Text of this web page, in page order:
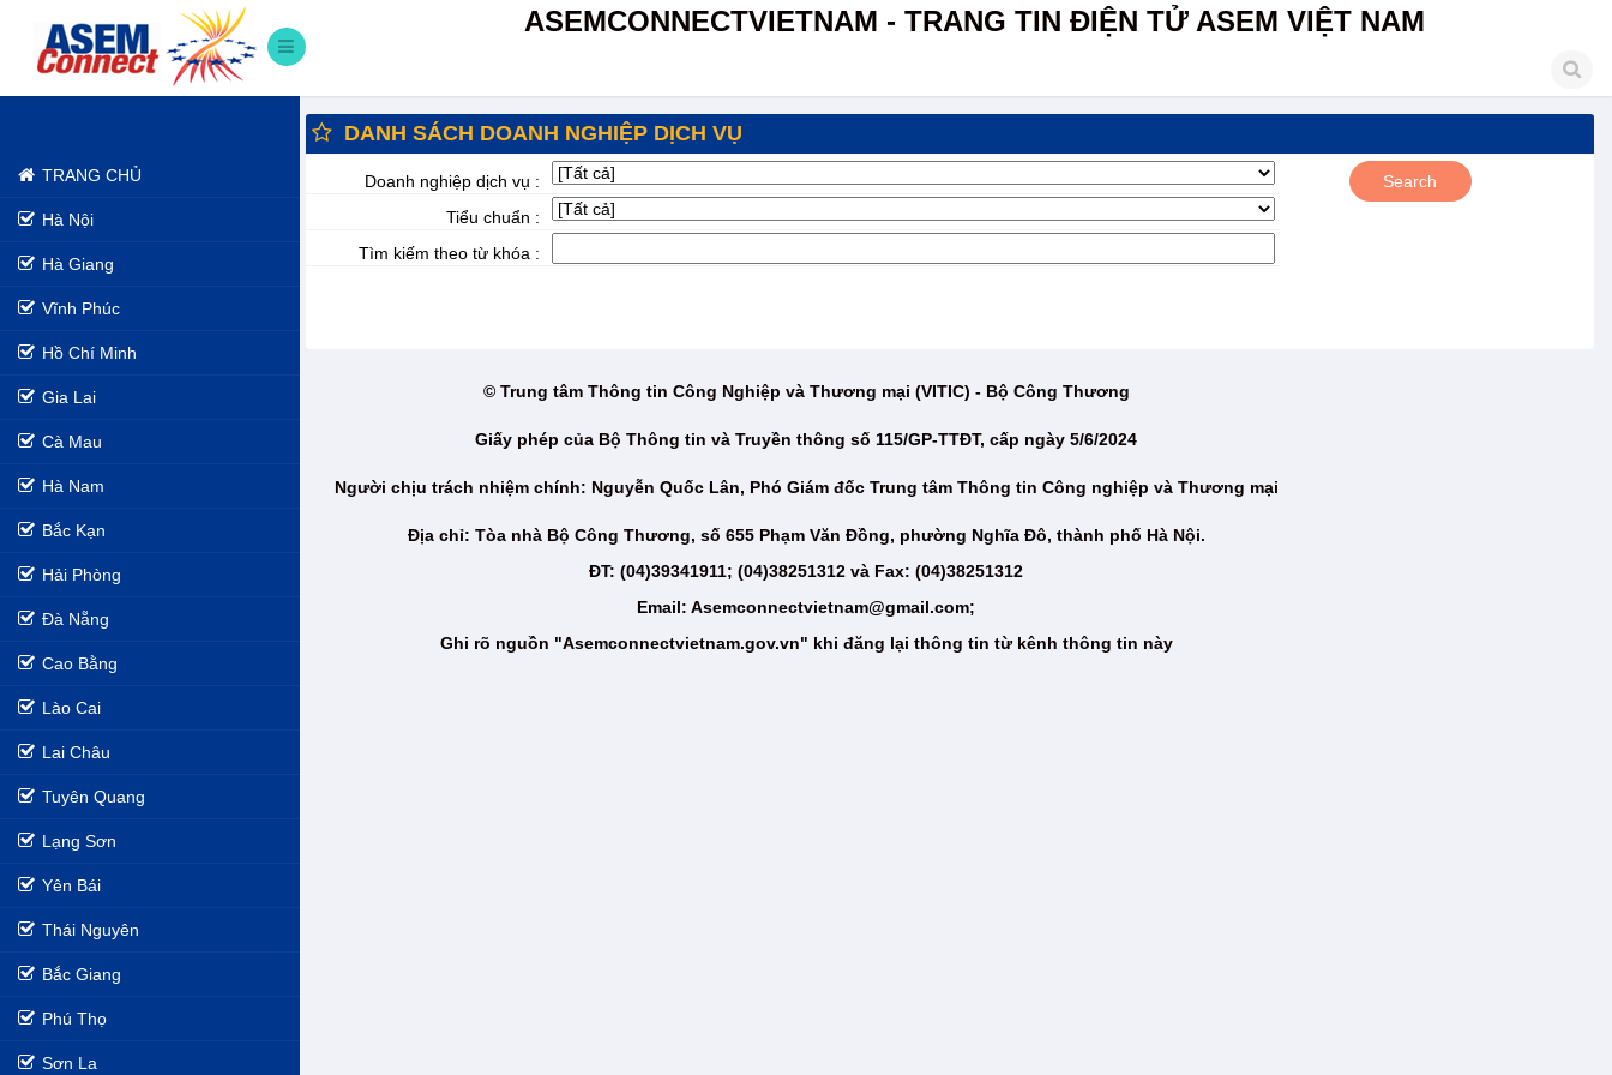
ASEMCONNECTVIETNAM - TRANG TIN ĐIỆN TỬ ASEM VIỆT NAM
TRANG CHỦ
Hà Nội
Hà Giang
Vĩnh Phúc
Hồ Chí Minh
Gia Lai
Cà Mau
Hà Nam
Bắc Kạn
Hải Phòng
Đà Nẵng
Cao Bằng
Lào Cai
Lai Châu
Tuyên Quang
Lạng Sơn
Yên Bái
Thái Nguyên
Bắc Giang
Phú Thọ
Sơn La
DANH SÁCH DOANH NGHIỆP DỊCH VỤ
Doanh nghiệp dịch vụ :
Tiểu chuẩn :
Tìm kiếm theo từ khóa :
© Trung tâm Thông tin Công Nghiệp và Thương mại (VITIC) - Bộ Công Thương
Giấy phép của Bộ Thông tin và Truyền thông số 115/GP-TTĐT, cấp ngày 5/6/2024
Người chịu trách nhiệm chính: Nguyễn Quốc Lân, Phó Giám đốc Trung tâm Thông tin Công nghiệp và Thương mại
Địa chỉ: Tòa nhà Bộ Công Thương, số 655 Phạm Văn Đồng, phường Nghĩa Đô, thành phố Hà Nội.
ĐT: (04)39341911; (04)38251312 và Fax: (04)38251312
Email: Asemconnectvietnam@gmail.com;
Ghi rõ nguồn "Asemconnectvietnam.gov.vn" khi đăng lại thông tin từ kênh thông tin này